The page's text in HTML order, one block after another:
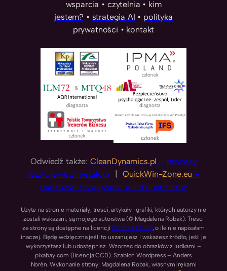
i
e
wsparcia • czytelnia • kim
jestem? • strategia AI • polityka
prywatności • kontakt
Odwiedź także: CleanDynamics.pl – procesy
rozwojowe z metaforą
QuickWin-Zone.eu –
punktowe rozwiązania dla menedżerów
Użyte na stronie materiały, treści, artykuły i grafiki, których autorzy nie
zostali wskazani, są mojego autorstwa (© Magdalena Robak). Treści
ze strony są dostępne na licencjiCC BY-NC-ND, o ile nie napisałam
inaczej. Będę wdzięczna jeśli to uszanujesz i wskażesz źródło, jeśli je
wykorzystasz lub udostępnisz. Wzorzec do obrazków z ludkami –
pixabay.com (licencja CC0). Szablon Wordpress – Anders
Norén. Wykonanie strony: Magdalena Robak, własnymi rękami